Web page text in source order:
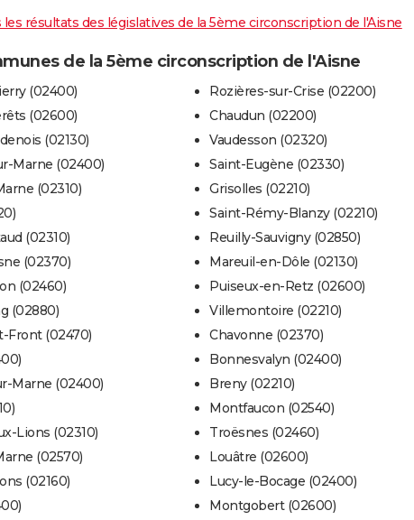
les résultats des législatives de la 5ème circonscription de l'Aisne
de la 5ème circonscription de l'Aisne
(02400)
(02600)
(02130)
Marne (02400)
(02310)
(02310)
(02370)
(02460)
(02880)
Front (02470)
Marne (02400)
Lions (02310)
(02570)
(02160)
Rozières-sur-Crise (02200)
Chaudun (02200)
Vaudesson (02320)
Saint-Eugène (02330)
Grisolles (02210)
Saint-Rémy-Blanzy (02210)
Reuilly-Sauvigny (02850)
Mareuil-en-Dôle (02130)
Puiseux-en-Retz (02600)
Villemontoire (02210)
Chavonne (02370)
Bonnesvalyn (02400)
Breny (02210)
Montfaucon (02540)
Troësnes (02460)
Louâtre (02600)
Lucy-le-Bocage (02400)
Montgobert (02600)